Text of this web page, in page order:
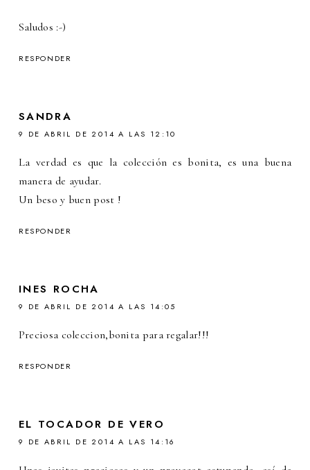
Saludos :-)
RESPONDER
SANDRA
9 DE ABRIL DE 2014 A LAS 12:10
La verdad es que la colección es bonita, es una buena
manera de ayudar.
Un beso y buen post !
RESPONDER
INES ROCHA
9 DE ABRIL DE 2014 A LAS 14:05
Preciosa coleccion,bonita para regalar!!!
RESPONDER
EL TOCADOR DE VERO
9 DE ABRIL DE 2014 A LAS 14:16